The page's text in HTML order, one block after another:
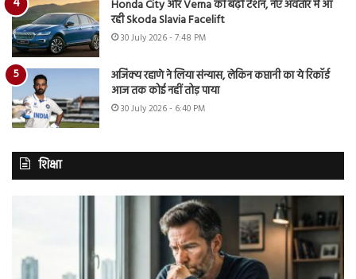
Honda City और Verna की बढ़ी टेंशन, नए अवतार में आ
रही Skoda Slavia Facelift
30 July 2026 - 7:48 PM
अजिंक्य रहाणे ने लिया संन्यास, लेकिन कप्तानी का ये रिकॉर्ड
आज तक कोई नहीं तोड़ पाया
30 July 2026 - 6:40 PM
शिक्षा